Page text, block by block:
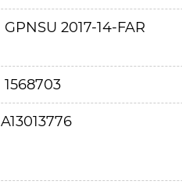
GPNSU 2017-14-FAR
1568703
A13013776